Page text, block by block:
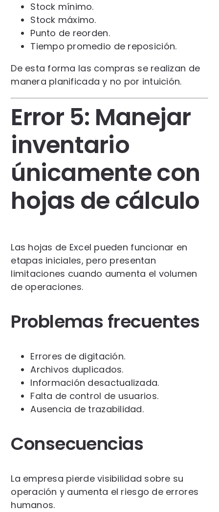
Stock mínimo.
Stock máximo.
Punto de reorden.
Tiempo promedio de reposición.
De esta forma las compras se realizan de
manera planificada y no por intuición.
Error 5: Manejar
inventario
únicamente con
hojas de cálculo
Las hojas de Excel pueden funcionar en
etapas iniciales, pero presentan
limitaciones cuando aumenta el volumen
de operaciones.
Problemas frecuentes
Errores de digitación.
Archivos duplicados.
Información desactualizada.
Falta de control de usuarios.
Ausencia de trazabilidad.
Consecuencias
La empresa pierde visibilidad sobre su
operación y aumenta el riesgo de errores
humanos.